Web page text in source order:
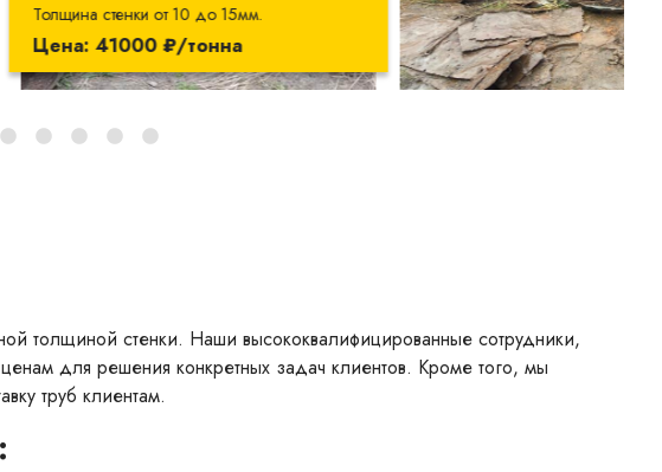
от 10 до 15мм.
₽/тонна
толщиной стенки. Наши высококвалифицированные сотрудники,
для решения конкретных задач клиентов. Кроме того, мы
труб клиентам.